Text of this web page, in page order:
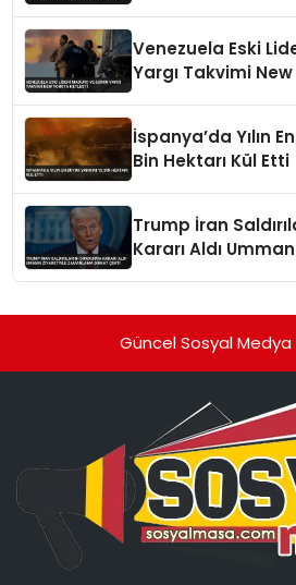
Venezuela Eski
Yargı Takvimi
İspanya’da Yılın
Bin Hektarı Kül Etti
Trump İran
Kararı Aldı
Güncel Sosyal